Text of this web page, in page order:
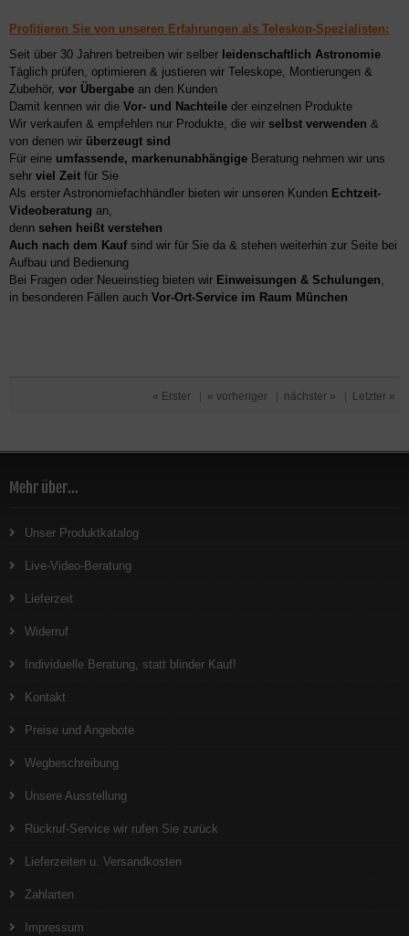
Profitieren Sie von unseren Erfahrungen als Teleskop-Spezialisten:
Seit über 30 Jahren betreiben wir selber leidenschaftlich Astronomie
Täglich prüfen, optimieren & justieren wir Teleskope, Montierungen &
Zubehör, vor Übergabe an den Kunden
Damit kennen wir die Vor- und Nachteile der einzelnen Produkte
Wir verkaufen & empfehlen nur Produkte, die wir selbst verwenden &
von denen wir überzeugt sind
Für eine umfassende, markenunabhängige Beratung nehmen wir uns
sehr viel Zeit für Sie
Als erster Astronomiefachhändler bieten wir unseren Kunden Echtzeit-
Videoberatung an,
denn sehen heißt verstehen
Auch nach dem Kaufsind wir für Sie da & stehen weiterhin zur Seite bei
Aufbau und Bedienung
Bei Fragen oder Neueinstieg bieten wir Einweisungen & Schulungen
in besonderen Fällen auch Vor-Ort-Service im Raum München
« Erster | « vorheriger | nächster » | Letzter »
Mehr über...
Unser Produktkatalog
Live-Video-Beratung
Lieferzeit
Widerruf
Individuelle Beratung, statt blinder Kauf!
Kontakt
Preise und Angebote
Wegbeschreibung
Unsere Ausstellung
Rückruf-Service wir rufen Sie zurück
Lieferzeiten u. Versandkosten
Zahlarten
Impressum